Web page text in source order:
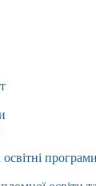
освітні